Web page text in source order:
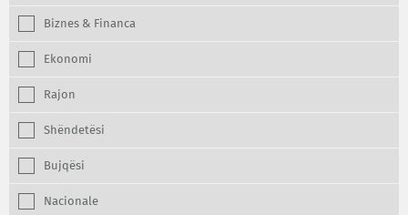
Biznes & Financa
Ekonomi
Rajon
Shëndetësi
Bujqësi
Nacionale